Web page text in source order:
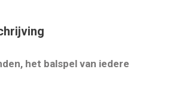
het balspel van iedere